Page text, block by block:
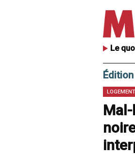
Le
LOGEMENT